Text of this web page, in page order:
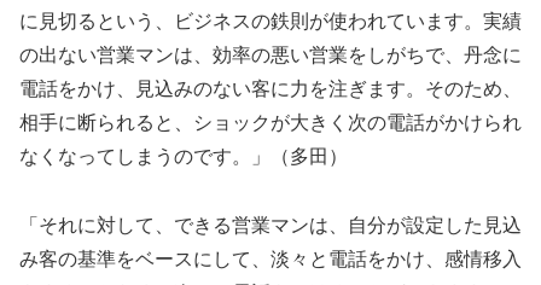
に見切るという、ビジネスの鉄則が使われています。実績
の出ない営業マンは、効率の悪い営業をしがちで、丹念に
電話をかけ、見込みのない客に力を注ぎます。そのため、
相手に断られると、ショックが大きく次の電話がかけられ
なくなってしまうのです。」（多田）
「それに対して、できる営業マンは、自分が設定した見込
み客の基準をベースにして、淡々と電話をかけ、感情移入